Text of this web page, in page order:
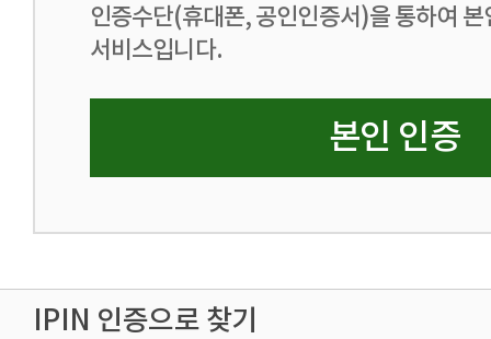
인증수단(휴대폰, 공인인증서)을 통하여
서비스입니다.
본인 인증
IPIN 인증으로 찾기